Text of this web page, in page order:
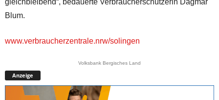
gleichbleibend“, bedauerte Verbraucherschützerin Dagmar
Blum.
www.verbraucherzentrale.nrw/solingen
Volksbank Bergisches Land
Anzeige